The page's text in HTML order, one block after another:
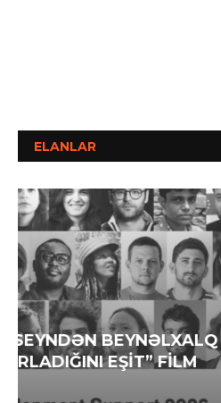
ELANLAR
“SƏN, EY UŞAQLIQ”
MÜSABİQƏSİNİN